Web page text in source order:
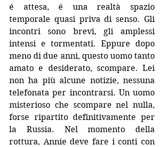
é attesa, é una realtà spazio
temporale quasi priva di senso. Gli
incontri sono brevi, gli amplessi
intensi e tormentati. Eppure dopo
meno di due anni, questo uomo tanto
amato e desiderato, scompare. Lei
non ha più alcune notizie, nessuna
telefonata per incontrarsi. Un uomo
misterioso che scompare nel nulla,
forse ripartito definitivamente per
la Russia. Nel momento della
rottura, Annie deve fare i conti con